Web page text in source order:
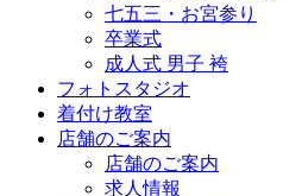
七五三・お宮参り
卒業式
成人式 男子 袴
フォトスタジオ
着付け教室
店舗のご案内
店舗のご案内
求人情報